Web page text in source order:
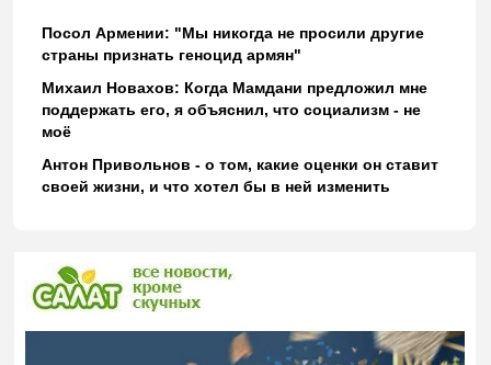
Посол Армении: "Мы никогда не просили другие
страны признать геноцид армян"
Михаил Новахов: Когда Мамдани предложил мне
поддержать его, я объяснил, что социализм - не
моё
Антон Привольнов - о том, какие оценки он ставит
своей жизни, и что хотел бы в ней изменить